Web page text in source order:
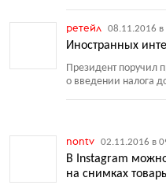
ретейл 08.11.2016 в
Иностранных
Президент поручил
о введении налога
nontv 02.11.2016 в
В Instagram
на снимках